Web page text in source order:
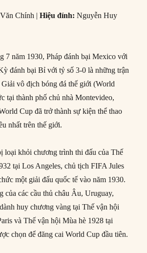
Chính |Hiệu đính: Nguyễn Huy
7 năm 1930, Pháp đánh bại Mexico với
đánh bại Bỉ với tỷ số 3-0 là những trận
Giải vô địch bóng đá thế giới (World
tại thành phố chủ nhà Montevideo,
Cup đã trở thành sự kiện thể thao
nhất trên thế giới.
loại khỏi chương trình thi đấu của Thế
tại Los Angeles, chủ tịch FIFA Jules
một giải đấu quốc tế vào năm 1930.
của các cầu thủ châu Âu, Uruguay,
huy chương vàng tại Thế vận hội
và Thế vận hội Mùa hè 1928 tại
chọn để đăng cai World Cup đầu tiên.
07/1930: World Cup đầu tiên được tổ chức”